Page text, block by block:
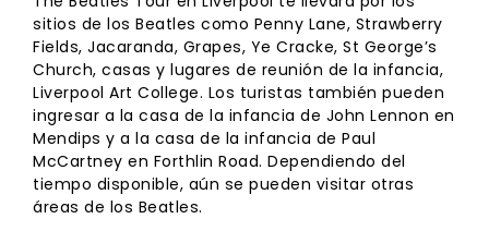
sitios de los Beatles como Penny Lane, Strawberry
Fields, Jacaranda, Grapes, Ye Cracke, St George’s
Church, casas y lugares de reunión de la infancia,
Liverpool Art College. Los turistas también pueden
ingresar a la casa de la infancia de John Lennon en
Mendips y a la casa de la infancia de Paul
McCartney en Forthlin Road. Dependiendo del
tiempo disponible, aún se pueden visitar otras
áreas de los Beatles.